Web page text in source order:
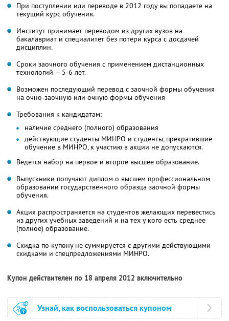
При поступлении или переводе в 2012 году вы попадаете на
текущий курс обучения.
Институт принимает переводом из других вузов на
бакалавриат и специалитет без потери курса с досдачей
дисциплин.
Сроки заочного обучения с применением дистанционных
технологий — 5-6 лет.
Возможен последующий перевод с заочной формы обучения
на очно-заочную или очную формы обучения
Требования к кандидатам:
наличие среднего (полного) образования
действующие студенты МИНРО и студенты, прекратившие
обучение в МИНРО, к участию в акции не допускаются.
Ведется набор на первое и второе высшее образование.
Выпускники получают диплом о высшем профессиональном
образовании государственного образца заочной формы
обучения.
Акция распространяется на студентов желающих перевестись
из других учебных заведений и на тех у кого есть среднее
(полное) образование.
Скидка по купону не суммируется с другими действующими
скидками и спецпредложениями МИНРО.
Купон действителен по 18 апреля 2012 включительно
Узнай, как воспользоваться купоном